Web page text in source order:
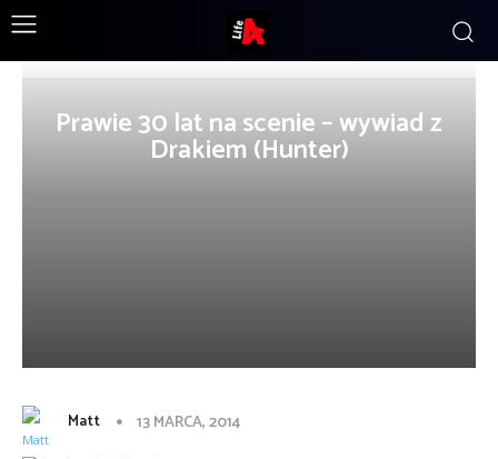
Prawie 30 lat na scenie – wywiad z
Drakiem (Hunter)
Matt 13 MARCA, 2014